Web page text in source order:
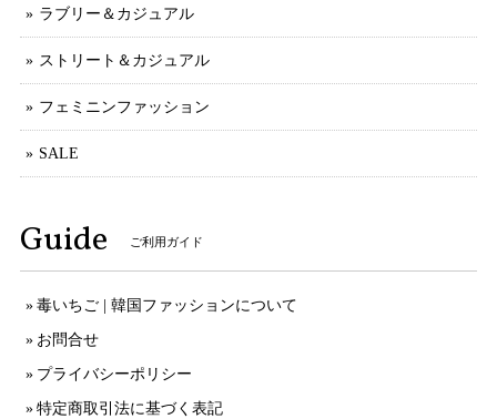
ラブリー＆カジュアル
ストリート＆カジュアル
フェミニンファッション
SALE
Guide ご利用ガイド
毒いちご | 韓国ファッションについて
お問合せ
プライバシーポリシー
特定商取引法に基づく表記